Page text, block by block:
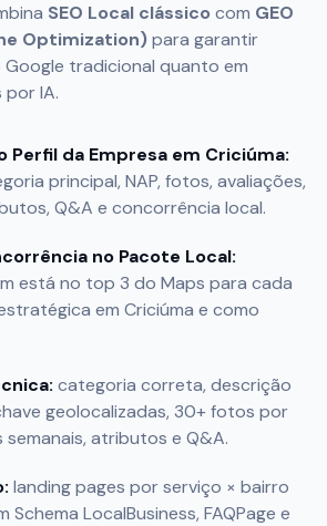
SEO Local clássico com GEO
Optimization)para garantir
tradicional quanto em
IA.
Perfil da Empresa em Criciúma:
principal, NAP, fotos, avaliações,
Q&A e concorrência local.
no Pacote Local:
está no top 3 do Maps para cada
em Criciúma e como
categoria correta, descrição
geolocalizadas, 30+ fotos por
semanais, atributos e Q&A.
landing pages por serviço × bairro
Schema LocalBusiness, FAQPage e